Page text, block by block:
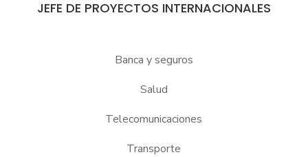
JEFE DE PROYECTOS INTERNACIONALES
Banca y seguros
Salud
Telecomunicaciones
Transporte